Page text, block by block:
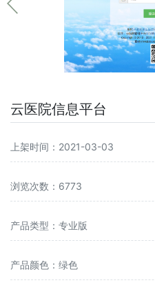
云医院信息平台
上架时间：2021-03-03
浏览次数：6773
产品类型：专业版
产品颜色：绿色